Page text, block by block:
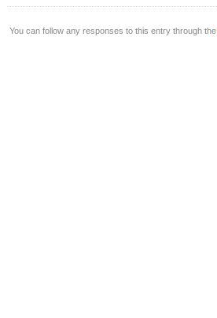
You can follow any responses to this entry through the